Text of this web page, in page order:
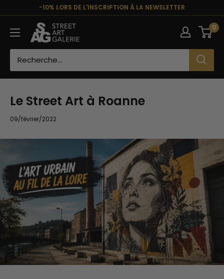
contenu
-10% LORS DE L'INSCRIPTION À LA NEWSLETTER
Street
Art
0
Le Street Art à Roanne
09/février/2022